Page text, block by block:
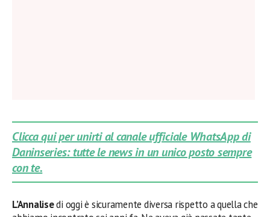
Clicca qui per unirti al canale ufficiale WhatsApp di
Daninseries: tutte le news in un unico posto sempre
con te.
L’Annalisedi oggi è sicuramente diversa rispetto a quella che